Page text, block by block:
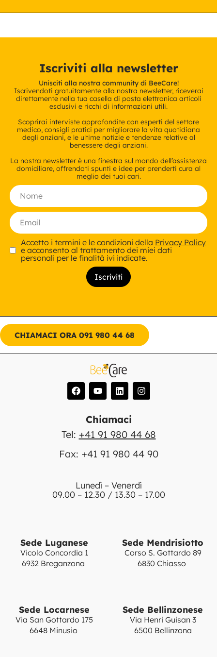
Iscriviti alla newsletter
Unisciti alla nostra community di BeeCare!
Iscrivendoti gratuitamente alla nostra newsletter, riceverai
direttamente nella tua casella di posta elettronica articoli
esclusivi e ricchi di informazioni utili.
Scoprirai interviste approfondite con esperti del settore
medico, consigli pratici per migliorare la vita quotidiana
degli anziani, e le ultime notizie e tendenze relative al
benessere degli anziani.
La nostra newsletter è una finestra sul mondo dell’assistenza
domiciliare, offrendoti spunti e idee per prenderti cura al
meglio dei tuoi cari.
Accetto i termini e le condizioni della Privacy Policy
e acconsento al trattamento dei miei dati
personali per le finalità ivi indicate.
CHIAMACI ORA 091 980 44 68
Chiamaci
Tel: +41 91 980 44 68
Fax: +41 91 980 44 90
Lunedì – Venerdì
09.00 – 12.30 / 13.30 – 17.00
Sede Luganese
Vicolo Concordia 1
6932 Breganzona
Sede Mendrisiotto
Corso S. Gottardo 89
6830 Chiasso
Sede Locarnese
Via San Gottardo 175
6648 Minusio
Sede Bellinzonese
Via Henri Guisan 3
6500 Bellinzona